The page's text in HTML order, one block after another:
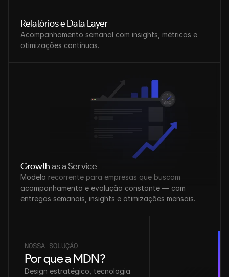
Relatórios e Data Layer
Acompanhamento semanal com insights, métricas e
otimizações contínuas.
Growth as a Service
Modelo recorrente para empresas que buscam
acompanhamento e evolução constante — com
entregas semanais, insights e otimizações mensais.
NOSSA SOLUÇÃO
Por que a MDN?
Design estratégico, tecnologia